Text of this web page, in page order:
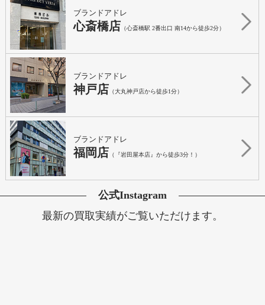
ブランドアドレ
心斎橋店 （心斎橋駅 2番出口 南14から徒歩2分）
ブランドアドレ
神戸店 （大丸神戸店から徒歩1分）
ブランドアドレ
福岡店 （『岩田屋本店』から徒歩3分！）
公式Instagram
最新の買取実績がご覧いただけます。